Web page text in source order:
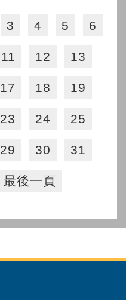
3 4 5 6
11 12 13
17 18 19
23 24 25
29 30 31
最後一頁